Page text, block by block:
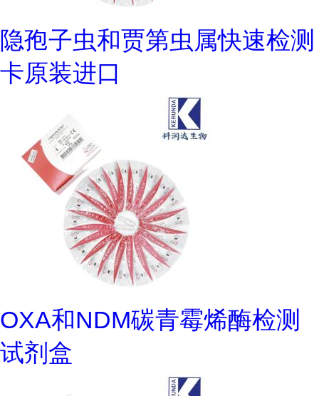
隐孢子虫和贾第虫属快速检测
卡原装进口
OXA和NDM碳青霉烯酶检测
试剂盒